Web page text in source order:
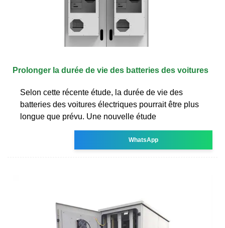
Prolonger la durée de vie des batteries des voitures
Selon cette récente étude, la durée de vie des
batteries des voitures électriques pourrait être plus
longue que prévu. Une nouvelle étude
WhatsApp